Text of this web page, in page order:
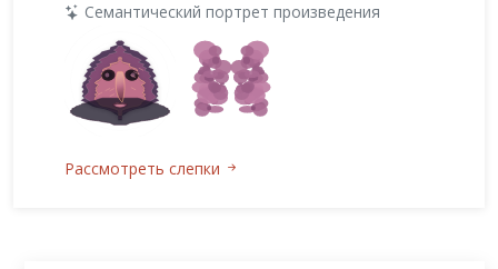
Семантический портрет произведения
Рассмотреть слепки